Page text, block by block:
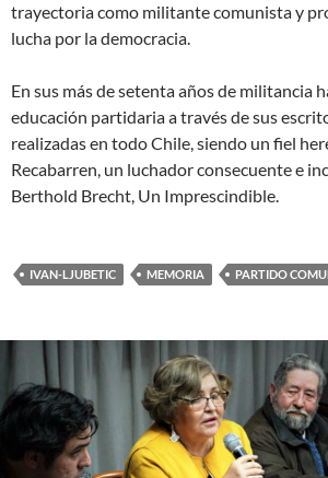
trayectoria como militante comunista y
lucha por la democracia.
En sus más de setenta años de militancia
educación partidaria a través de sus
realizadas en todo Chile, siendo un fiel
Recabarren, un luchador consecuente e
Berthold Brecht, Un Imprescindible.
IVAN-LJUBETIC MEMORIA PARTIDO